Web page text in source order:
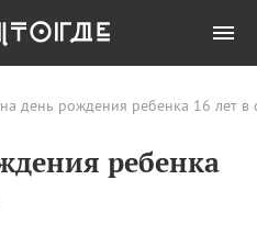
день рождения ребенка 16 лет в
ребенка
Все
Преображение
Господне у западных